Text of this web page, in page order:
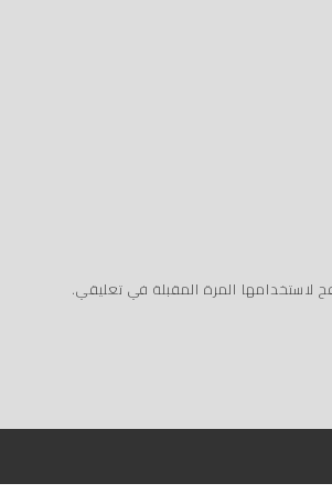
لاستخدامها المرة المقبلة في تعليقي.